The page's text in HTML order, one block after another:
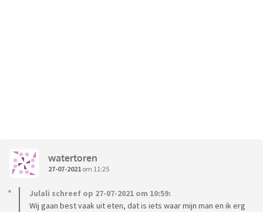
watertoren
27-07-2021 om 11:25
Julali schreef op 27-07-2021 om 10:59:
Wij gaan best vaak uit eten, dat is iets waar mijn man en ik erg